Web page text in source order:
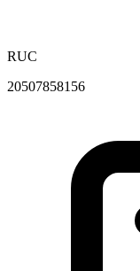
RUC
20507858156